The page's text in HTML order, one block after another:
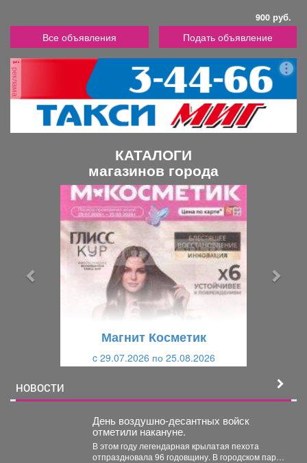
900 руб.
Все объявления Подать объявление
реклама
КАТАЛОГИ
магазинов города
Магнит Косметик
c 29.07.2026 по 25.08.2026
НОВОСТИ
День воздушно-десантных войск
отметили накануне.
В этом году легендарная крылатая пехота
отпраздновала 96 годовщину. В городском парке